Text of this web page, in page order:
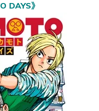
DAYS》